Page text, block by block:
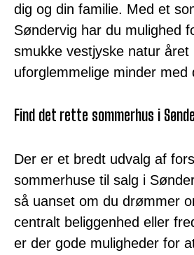
dig og din familie. Med et
Søndervig har du mulighed
smukke vestjyske natur året
uforglemmelige minder
Find det rette sommerhus i
Der er et bredt udvalg af
sommerhuse til salg i
så uanset om du drømmer
centralt beliggenhed eller
er der gode muligheder for